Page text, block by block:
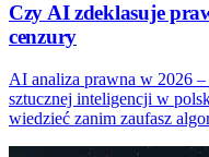
Czy AI zdeklasuje
cenzury
AI analiza prawna w 2026
sztucznej inteligencji w
wiedzieć zanim zaufasz